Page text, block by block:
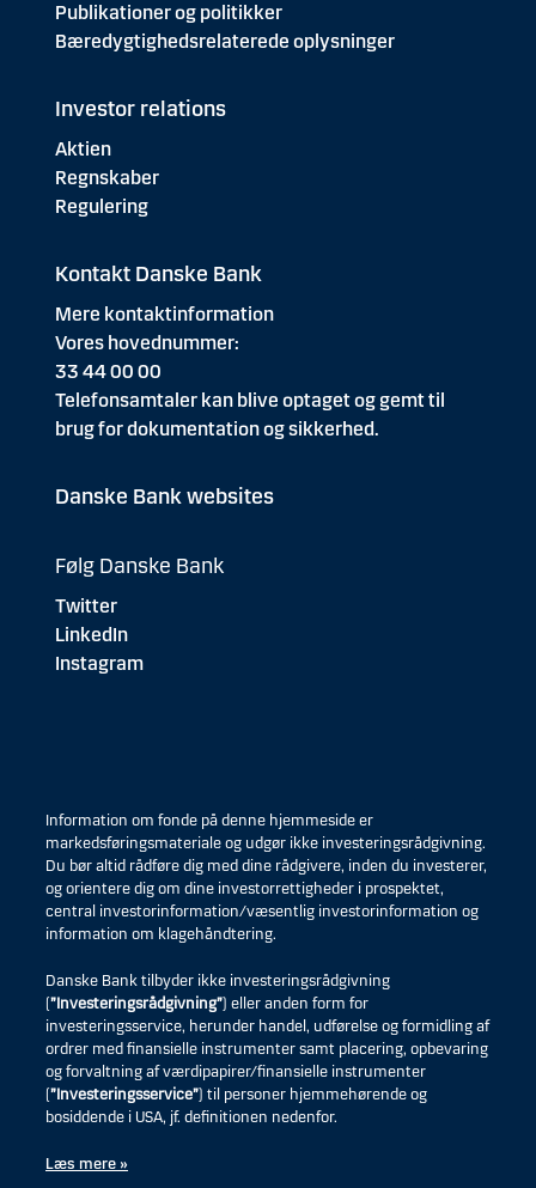
Publikationer og politikker
Bæredygtighedsrelaterede oplysninger
Investor relations
Aktien
Regnskaber
Regulering
Kontakt Danske Bank
Mere kontaktinformation
Vores hovednummer:
33 44 00 00
Telefonsamtaler kan blive optaget og gemt til
brug for dokumentation og sikkerhed.
Danske Bank websites
Følg Danske Bank
Twitter
LinkedIn
Instagram
Information om fonde på denne hjemmeside er
markedsføringsmateriale og udgør ikke investeringsrådgivning.
Du bør altid rådføre dig med dine rådgivere, inden du investerer,
og orientere dig om dine investorrettigheder i prospektet,
central investorinformation/væsentlig investorinformation og
information om klagehåndtering.
Danske Bank tilbyder ikke investeringsrådgivning
(”Investeringsrådgivning”) eller anden form for
investeringsservice, herunder handel, udførelse og formidling af
ordrer med finansielle instrumenter samt placering, opbevaring
og forvaltning af værdipapirer/finansielle instrumenter
(”Investeringsservice”) til personer hjemmehørende og
bosiddende i USA, jf. definitionen nedenfor.
Læs mere »